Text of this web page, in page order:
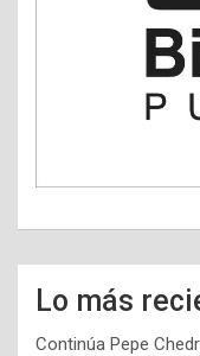
Lo más
Continúa Pepe